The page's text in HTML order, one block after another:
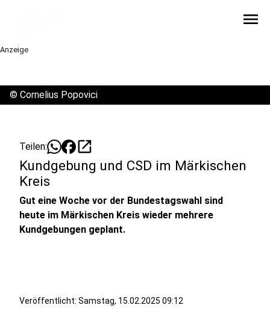
menu
Anzeige
© Cornelius Popovici
Teilen: open_in_new
Kundgebung und CSD im Märkischen
Kreis
Gut eine Woche vor der Bundestagswahl sind
heute im Märkischen Kreis wieder mehrere
Kundgebungen geplant.
Veröffentlicht: Samstag, 15.02.2025 09:12